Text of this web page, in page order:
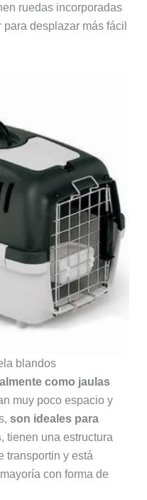
ruedas incorporadas
desplazar más fácil
blandos
como jaulas
muy poco espacio y
son ideales para
, tienen una estructura
transportin y está
con forma de